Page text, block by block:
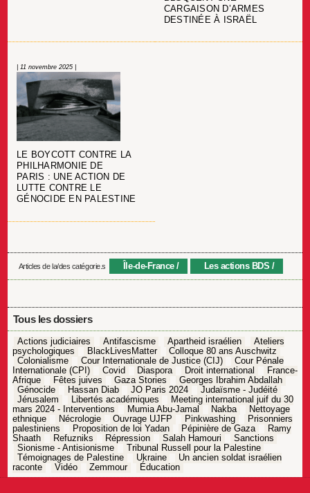
CARGAISON D’ARMES
DESTINÉE À ISRAËL
| 11 novembre 2025 |
LE BOYCOTT CONTRE LA
PHILHARMONIE DE
PARIS : UNE ACTION DE
LUTTE CONTRE LE
GÉNOCIDE EN PALESTINE
Articles de la/des catégorie.s Île-de-France Les actions BDS
Tous les dossiers
Actions judiciaires Antifascisme Apartheid israélien
Ateliers
psychologiques
BlackLivesMatter
Colloque 80 ans Auschwitz
Colonialisme
Cour Internationale de Justice (CIJ)
Cour Pénale
Internationale (CPI)
Covid Diaspora Droit international
France-
Afrique
Fêtes juives Gaza Stories
Georges Ibrahim Abdallah
Génocide
Hassan Diab JO Paris 2024
Judaïsme - Judéité
Jérusalem
Libertés académiques
Meeting international juif du 30
mars 2024 - Interventions
Mumia Abu-Jamal Nakba
Nettoyage
ethnique
Nécrologie Ouvrage UJFP Pinkwashing
Prisonniers
palestiniens
Proposition de loi Yadan Pépinière de Gaza
Ramy
Shaath
Refuzniks Répression Salah Hamouri
Sanctions
Sionisme - Antisionisme
Tribunal Russell pour la Palestine
Témoignages de Palestine
Ukraine
Un ancien soldat israélien
raconte
Vidéo Zemmour Éducation
Navigation